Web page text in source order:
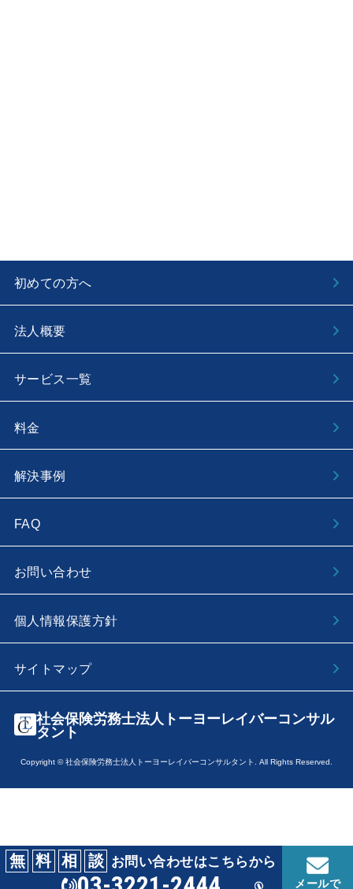
無 料 相 談 お問い合わせはこちらから
メールで
社会保険労務士法人トーヨーレイバーコンサル
タント
初めての方へ
法人概要
サービス一覧
料金
解決事例
FAQ
お問い合わせ
個人情報保護方針
サイトマップ
Copyright © 社会保険労務士法人トーヨーレイバーコンサルタント. All Rights Reserved.